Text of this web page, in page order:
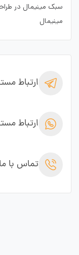
سبک مینیمال در
مینیمال
ارتباط
ارتباط
تماس با ما